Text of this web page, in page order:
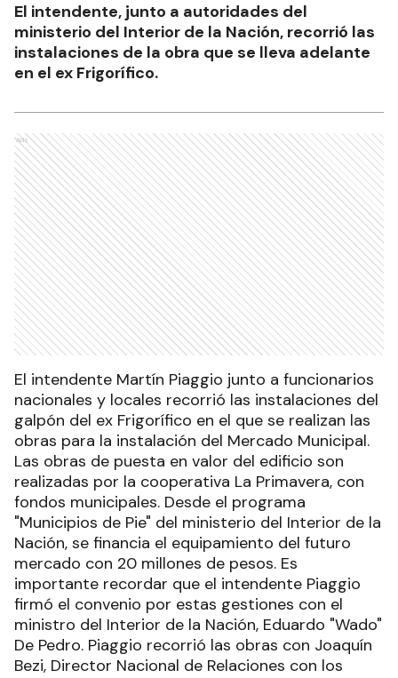
El intendente, junto a autoridades del
ministerio del Interior de la Nación, recorrió las
instalaciones de la obra que se lleva adelante
en el ex Frigorífico.
Ads
El intendente Martín Piaggio junto a funcionarios
nacionales y locales recorrió las instalaciones del
galpón del ex Frigorífico en el que se realizan las
obras para la instalación del Mercado Municipal.
Las obras de puesta en valor del edificio son
realizadas por la cooperativa La Primavera, con
fondos municipales. Desde el programa
"Municipios de Pie" del ministerio del Interior de la
Nación, se financia el equipamiento del futuro
mercado con 20 millones de pesos. Es
importante recordar que el intendente Piaggio
firmó el convenio por estas gestiones con el
ministro del Interior de la Nación, Eduardo "Wado"
De Pedro. Piaggio recorrió las obras con Joaquín
Bezi, Director Nacional de Relaciones con los